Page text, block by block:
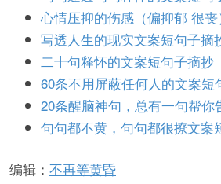
心情压抑的伤感（偏抑郁 很
写透人生的现实文案短句子摘
二十句释怀的文案短句子摘抄
60条不用屏蔽任何人的文案短
20条醒脑神句，总有一句帮你
句句都不黄，句句都很撩文案
编辑： 不再等黄昏